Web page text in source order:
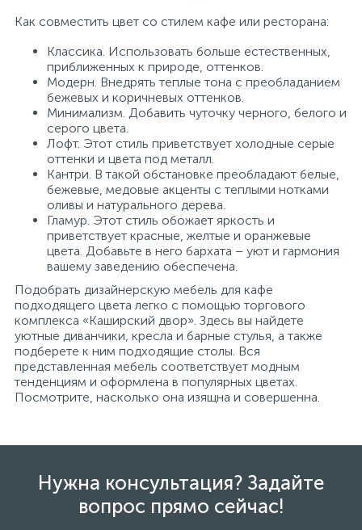
Как совместить цвет со стилем кафе или ресторана:
Классика. Использовать больше естественных,
приближенных к природе, оттенков.
Модерн. Внедрять теплые тона с преобладанием
бежевых и коричневых оттенков.
Минимализм. Добавить чуточку черного, белого и
серого цвета.
Лофт. Этот стиль приветствует холодные серые
оттенки и цвета под металл.
Кантри. В такой обстановке преобладают белые,
бежевые, медовые акценты с теплыми нотками
оливы и натурального дерева.
Гламур. Этот стиль обожает яркость и
приветствует красные, желтые и оранжевые
цвета. Добавьте в него бархата – уют и гармония
вашему заведению обеспечена.
Подобрать дизайнерскую мебель для кафе
подходящего цвета легко с помощью торгового
комплекса «Каширский двор». Здесь вы найдете
уютные диванчики, кресла и барные стулья, а также
подберете к ним подходящие столы. Вся
представленная мебель соответствует модным
тенденциям и оформлена в популярных цветах.
Посмотрите, насколько она изящна и совершенна.
Нужна консультация? Задайте
вопрос прямо сейчас!